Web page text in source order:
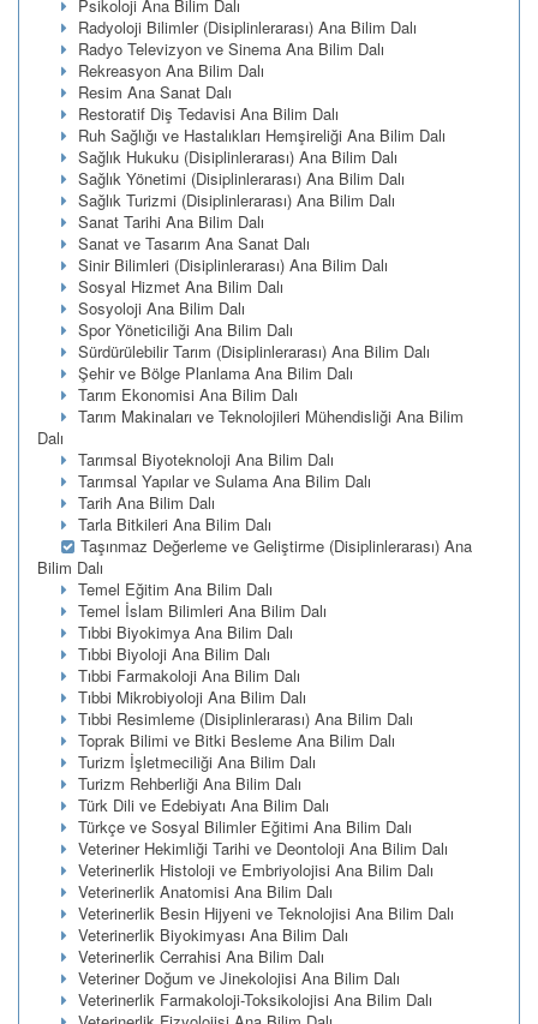
Psikoloji Ana Bilim Dalı
Radyoloji Bilimler (Disiplinlerarası) Ana Bilim Dalı
Radyo Televizyon ve Sinema Ana Bilim Dalı
Rekreasyon Ana Bilim Dalı
Resim Ana Sanat Dalı
Restoratif Diş Tedavisi Ana Bilim Dalı
Ruh Sağlığı ve Hastalıkları Hemşireliği Ana Bilim Dalı
Sağlık Hukuku (Disiplinlerarası) Ana Bilim Dalı
Sağlık Yönetimi (Disiplinlerarası) Ana Bilim Dalı
Sağlık Turizmi (Disiplinlerarası) Ana Bilim Dalı
Sanat Tarihi Ana Bilim Dalı
Sanat ve Tasarım Ana Sanat Dalı
Sinir Bilimleri (Disiplinlerarası) Ana Bilim Dalı
Sosyal Hizmet Ana Bilim Dalı
Sosyoloji Ana Bilim Dalı
Spor Yöneticiliği Ana Bilim Dalı
Sürdürülebilir Tarım (Disiplinlerarası) Ana Bilim Dalı
Şehir ve Bölge Planlama Ana Bilim Dalı
Tarım Ekonomisi Ana Bilim Dalı
Tarım Makinaları ve Teknolojileri Mühendisliği Ana Bilim
Dalı
Tarımsal Biyoteknoloji Ana Bilim Dalı
Tarımsal Yapılar ve Sulama Ana Bilim Dalı
Tarih Ana Bilim Dalı
Tarla Bitkileri Ana Bilim Dalı
Taşınmaz Değerleme ve Geliştirme (Disiplinlerarası) Ana
Bilim Dalı
Temel Eğitim Ana Bilim Dalı
Temel İslam Bilimleri Ana Bilim Dalı
Tıbbi Biyokimya Ana Bilim Dalı
Tıbbi Biyoloji Ana Bilim Dalı
Tıbbi Farmakoloji Ana Bilim Dalı
Tıbbi Mikrobiyoloji Ana Bilim Dalı
Tıbbi Resimleme (Disiplinlerarası) Ana Bilim Dalı
Toprak Bilimi ve Bitki Besleme Ana Bilim Dalı
Turizm İşletmeciliği Ana Bilim Dalı
Turizm Rehberliği Ana Bilim Dalı
Türk Dili ve Edebiyatı Ana Bilim Dalı
Türkçe ve Sosyal Bilimler Eğitimi Ana Bilim Dalı
Veteriner Hekimliği Tarihi ve Deontoloji Ana Bilim Dalı
Veterinerlik Histoloji ve Embriyolojisi Ana Bilim Dalı
Veterinerlik Anatomisi Ana Bilim Dalı
Veterinerlik Besin Hijyeni ve Teknolojisi Ana Bilim Dalı
Veterinerlik Biyokimyası Ana Bilim Dalı
Veterinerlik Cerrahisi Ana Bilim Dalı
Veteriner Doğum ve Jinekolojisi Ana Bilim Dalı
Veterinerlik Farmakoloji-Toksikolojisi Ana Bilim Dalı